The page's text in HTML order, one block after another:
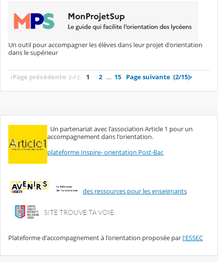
Un outil pour accompagner les élèves dans leur projet d'orientation
dans le supérieur
‹Page précédente (-/-) 1 2 … 15 Page suivante (2/15)›
Un partenariat avec l'association Article 1 pour un
accompagnement dans l'orientation.
plateforme Inspire- orientation Post-Bac
des ressources pour les enseignants
Plateforme d'accompagnement à l'orientation proposée par l'ESSEC